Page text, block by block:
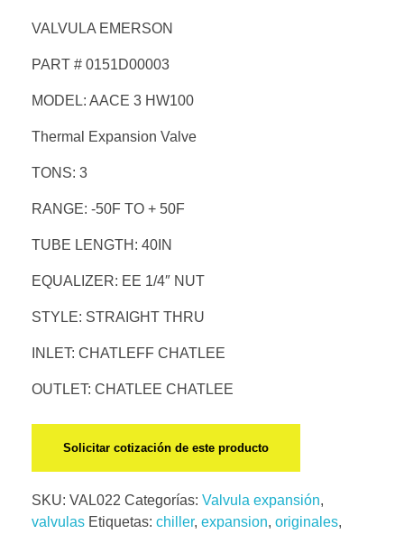
VALVULA EMERSON
PART # 0151D00003
MODEL: AACE 3 HW100
Thermal Expansion Valve
TONS: 3
RANGE: -50F TO + 50F
TUBE LENGTH: 40IN
EQUALIZER: EE 1/4″ NUT
STYLE: STRAIGHT THRU
INLET: CHATLEFF CHATLEE
OUTLET: CHATLEE CHATLEE
Solicitar cotización de este producto
SKU: VAL022 Categorías: Valvula expansión,
valvulas Etiquetas: chiller, expansion, originales,